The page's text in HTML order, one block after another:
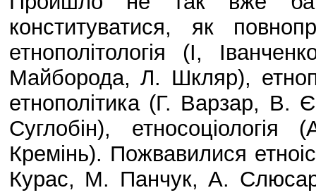
конституватися, як
етнополітологія (І,
Майборода, Л. Шкляр),
етнополітика (Г. Варзар,
Суглобін),
Кремінь). Пожвавилися
Курас, М. Панчук, А.